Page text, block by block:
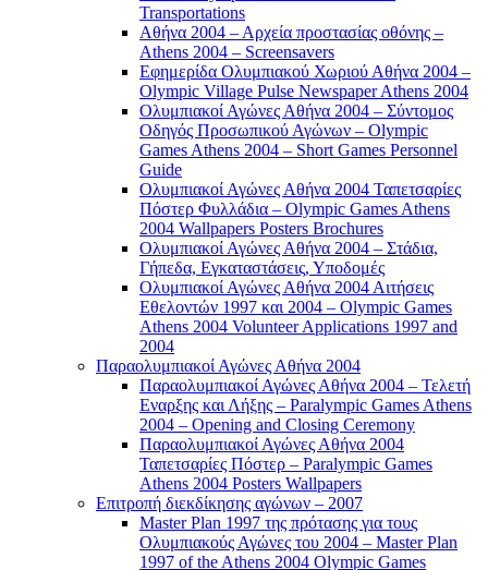
Transportations
Αθήνα 2004 – Αρχεία προστασίας οθόνης –
Athens 2004 – Screensavers
Εφημερίδα Ολυμπιακού Χωριού Αθήνα 2004 –
Olympic Village Pulse Newspaper Athens 2004
Ολυμπιακοί Αγώνες Αθήνα 2004 – Σύντομος
Οδηγός Προσωπικού Αγώνων – Olympic
Games Athens 2004 – Short Games Personnel
Guide
Ολυμπιακοί Αγώνες Αθήνα 2004 Ταπετσαρίες
Πόστερ Φυλλάδια – Olympic Games Athens
2004 Wallpapers Posters Brochures
Ολυμπιακοί Αγώνες Αθήνα 2004 – Στάδια,
Γήπεδα, Εγκαταστάσεις, Υποδομές
Ολυμπιακοί Αγώνες Αθήνα 2004 Αιτήσεις
Εθελοντών 1997 και 2004 – Olympic Games
Athens 2004 Volunteer Applications 1997 and
2004
Παραολυμπιακοί Αγώνες Αθήνα 2004
Παραολυμπιακοί Αγώνες Αθήνα 2004 – Τελετή
Εναρξης και Λήξης – Paralympic Games Athens
2004 – Opening and Closing Ceremony
Παραολυμπιακοί Αγώνες Αθήνα 2004
Ταπετσαρίες Πόστερ – Paralympic Games
Athens 2004 Posters Wallpapers
Επιτροπή διεκδίκησης αγώνων – 2007
Master Plan 1997 της πρότασης για τους
Ολυμπιακούς Αγώνες του 2004 – Master Plan
1997 of the Athens 2004 Olympic Games